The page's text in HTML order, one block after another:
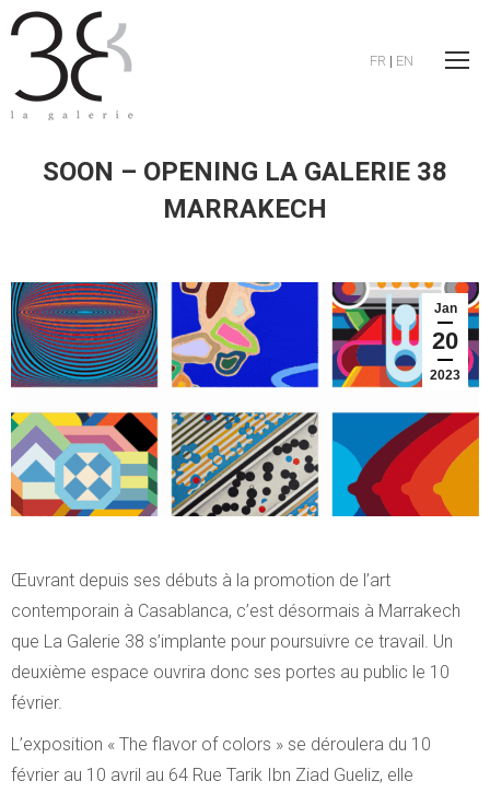
FR | EN
SOON – OPENING LA GALERIE 38
MARRAKECH
Jan
20
2023
Œuvrant depuis ses débuts à la promotion de l’art
contemporain à Casablanca, c’est désormais à Marrakech
que La Galerie 38 s’implante pour poursuivre ce travail. Un
deuxième espace ouvrira donc ses portes au public le 10
février.
L’exposition « The flavor of colors » se déroulera du 10
février au 10 avril au 64 Rue Tarik Ibn Ziad Gueliz, elle